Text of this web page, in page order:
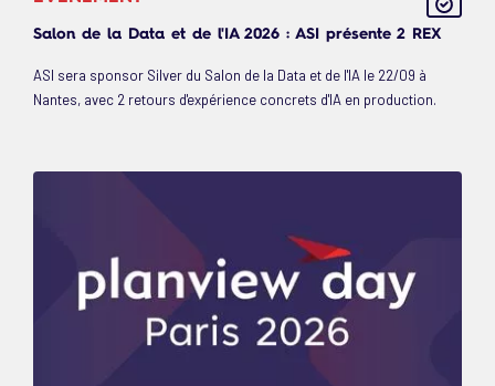
Salon de la Data et de l'IA 2026 : ASI présente 2 REX
ASI sera sponsor Silver du Salon de la Data et de l'IA le 22/09 à
Nantes, avec 2 retours d'expérience concrets d'IA en production.